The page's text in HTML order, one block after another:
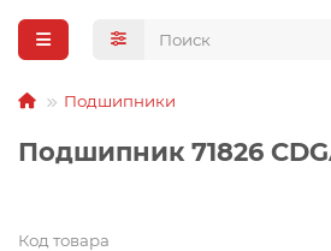
Подшипники
Подшипник 71826
Код товара